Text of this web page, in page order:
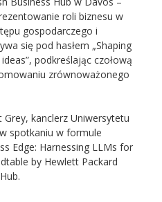
roli biznesu w
gospodarczego i
się pod hasłem „Shaping
podkreślając czołową
zrównoważonego
kanclerz Uniwersytetu
spotkaniu w formule
Edge: Harnessing LLMs for
by Hewlett Packard